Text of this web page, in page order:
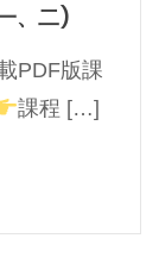
、二)
PDF版課
課程 […]